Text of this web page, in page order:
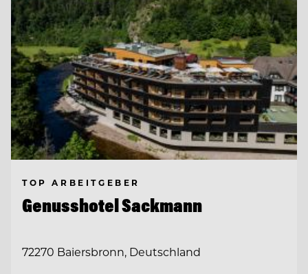
TOP ARBEITGEBER
Genusshotel Sackmann
72270 Baiersbronn, Deutschland